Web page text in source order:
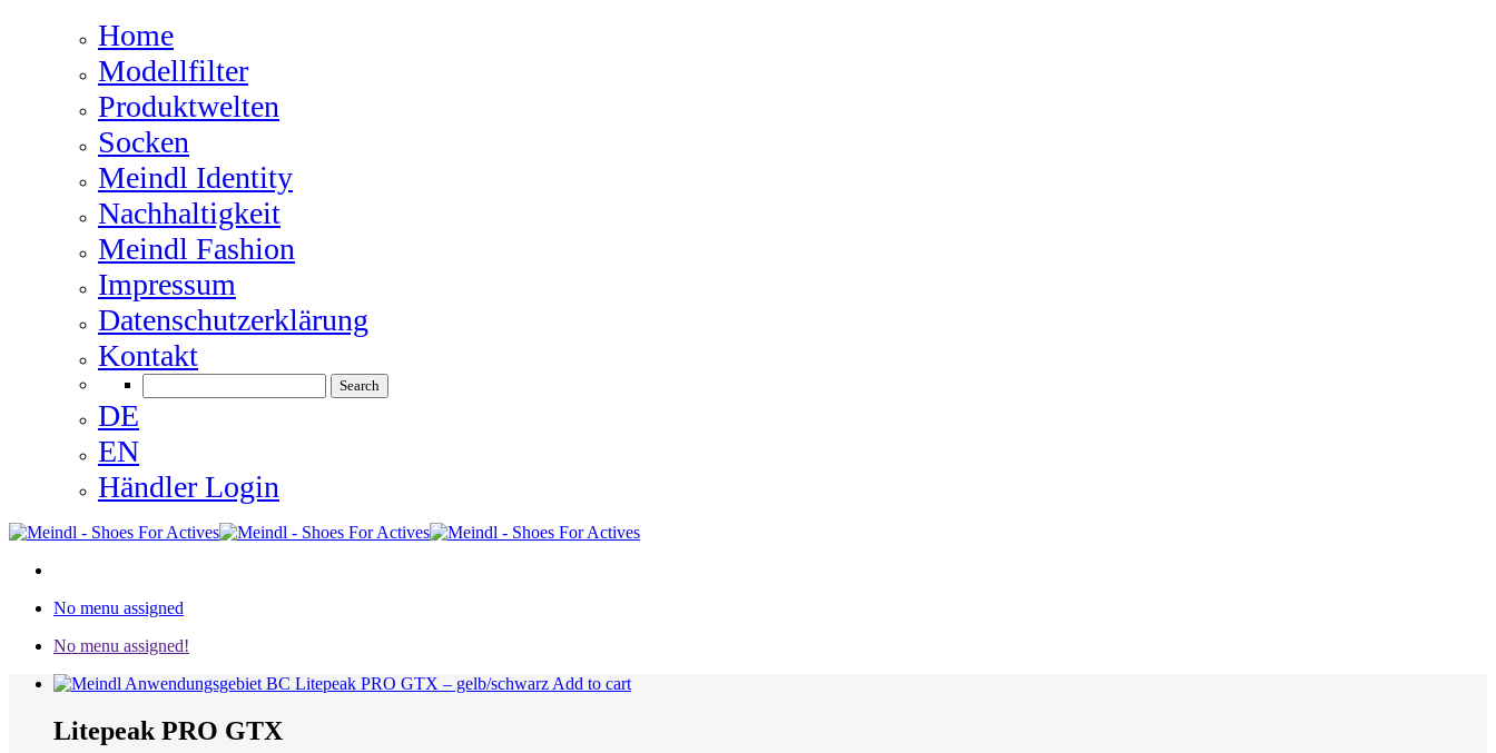
Home
Modellfilter
Produktwelten
Socken
Meindl Identity
Nachhaltigkeit
Meindl Fashion
Impressum
Datenschutzerklärung
Kontakt
DE
EN
Händler Login
No menu assigned
No menu assigned!
Add to cart
Litepeak PRO GTX